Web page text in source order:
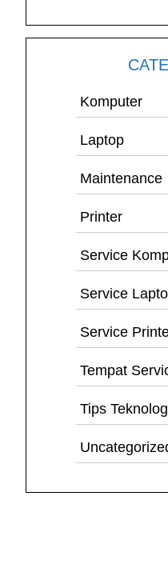
Komputer
Laptop
Maintenance
Printer
Service
Service
Service
Tempat
Tips